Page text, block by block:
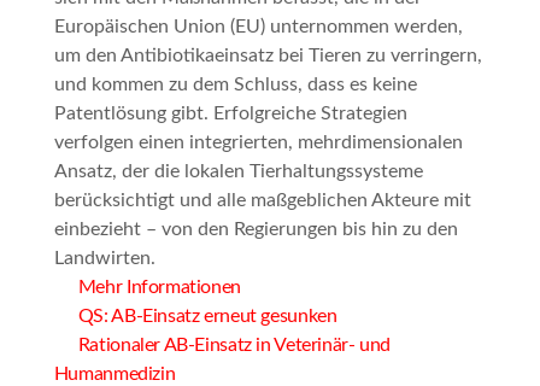
Europäischen Union (EU) unternommen werden,
um den Antibiotikaeinsatz bei Tieren zu verringern,
und kommen zu dem Schluss, dass es keine
Patentlösung gibt. Erfolgreiche Strategien
verfolgen einen integrierten, mehrdimensionalen
Ansatz, der die lokalen Tierhaltungssysteme
berücksichtigt und alle maßgeblichen Akteure mit
einbezieht – von den Regierungen bis hin zu den
Landwirten.
Mehr Informationen
QS: AB-Einsatz erneut gesunken
Rationaler AB-Einsatz in Veterinär- und
Humanmedizin